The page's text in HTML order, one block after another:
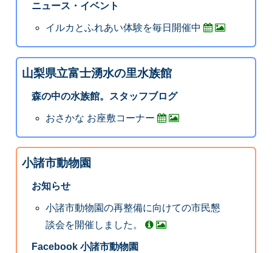
ニュース・イベント
イルカとふれあい体験を毎日開催中
山梨県立富士湧水の里水族館
森の中の水族館。スタッフブログ
おさかな お座敷コーナー
小諸市動物園
お知らせ
小諸市動物園の再整備に向けての市民懇
談会を開催しました。
Facebook 小諸市動物園